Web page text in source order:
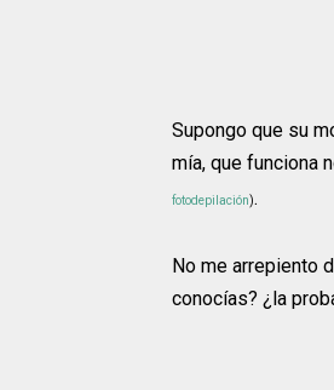
Supongo que su
mía, que funciona
fotodepilación).
No me arrepiento
conocías? ¿la